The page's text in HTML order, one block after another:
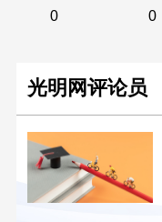
0
0
光明网评论员